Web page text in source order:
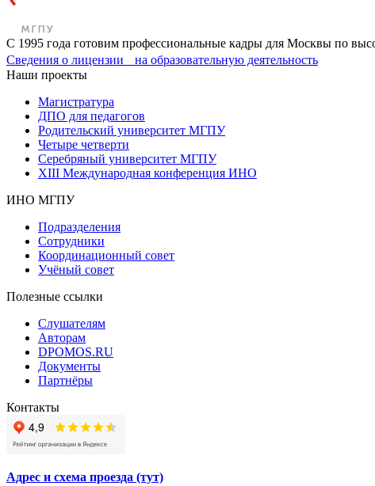
С 1995 года готовим профессиональные кадры для Москвы по
Сведения о лицензии на образовательную деятельность
Наши проекты
Магистратура
ДПО для педагогов
Родительский университет МГПУ
Четыре четверти
Серебряный университет МГПУ
XIII Международная конференция ИНО
ИНО МГПУ
Подразделения
Сотрудники
Координационный совет
Учёный совет
Полезные ссылки
Слушателям
Авторам
DPOMOS.RU
Документы
Партнёры
Контакты
Адрес и схема проезда (тут)